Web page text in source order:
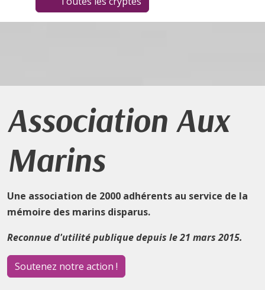
Association Aux
Marins
Une association de 2000 adhérents au service de la
mémoire des marins disparus.
Reconnue d'utilité publique depuis le 21 mars 2015.
Soutenez notre action !